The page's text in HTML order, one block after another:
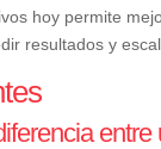
hoy permite
resultados y